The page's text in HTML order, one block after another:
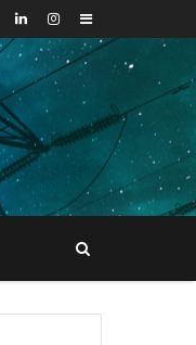
Sidebar